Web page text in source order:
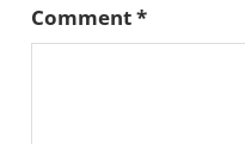
Comment*